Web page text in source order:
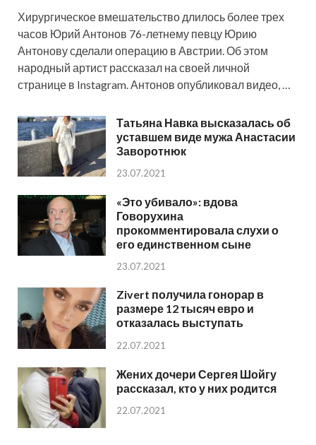
Хирургическое вмешательство длилось более трех
часов Юрий Антонов 76-летнему певцу Юрию
Антонову сделали операцию в Австрии. Об этом
народный артист рассказал на своей личной
странице в Instagram. Антонов опубликовал видео, …
Татьяна Навка высказалась об
уставшем виде мужа Анастасии
Заворотнюк
23.07.2021
«Это убивало»: вдова
Говорухина
прокомментировала слухи о
его единственном сыне
23.07.2021
Zivert получила гонорар в
размере 12 тысяч евро и
отказалась выступать
22.07.2021
Жених дочери Сергея Шойгу
рассказал, кто у них родится
22.07.2021